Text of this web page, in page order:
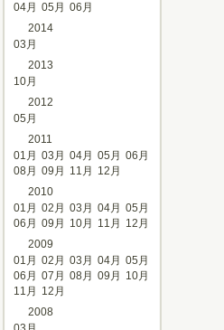
04月 05月 06月
2014
03月
2013
10月
2012
05月
2011
01月 03月 04月 05月 06月
08月 09月 11月
12月
2010
01月 02月 03月 04月 05月
06月 09月 10月 11月
12月
2009
01月 02月 03月 04月 05月
06月 07月 08月 09月
10月
11月
12月
2008